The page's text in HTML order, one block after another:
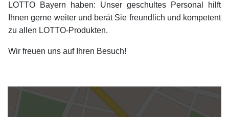
LOTTO Bayern haben: Unser geschultes Personal hilft
Ihnen gerne weiter und berät Sie freundlich und kompetent
zu allen LOTTO-Produkten.
Wir freuen uns auf Ihren Besuch!